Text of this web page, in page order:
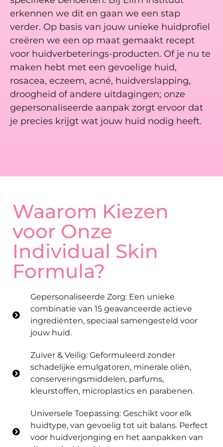
erkennen we dit en gaan we een stap
verder. Op basis van jouw unieke huidprofiel
creëren we een op maat gemaakt recept
voor huidverbeterings-producten. Of je nu te
maken hebt met een gevoelige huid,
rosacea, eczeem, acné, huidverslapping,
droogheid of andere uitdagingen; onze
gepersonaliseerde aanpak zorgt ervoor dat
je precies krijgt wat jouw huid nodig heeft.
Waarom Kiezen
voor Onze
Individual Skin
Formula?
Gepersonaliseerde Zorg: Een unieke
combinatie van 15 geavanceerde actieve
ingrediënten, speciaal samengesteld voor
jouw huid.
Zuiver & Veilig: Geformuleerd zonder
schadelijke emulgatoren, minerale oliën,
conserveringsmiddelen, parfums,
kleurstoffen, microplastics en parabenen.
Universele Toepassing: Geschikt voor elk
huidtype, van gevoelig tot uit balans. Perfect
voor huidverjonging en het aanpakken van